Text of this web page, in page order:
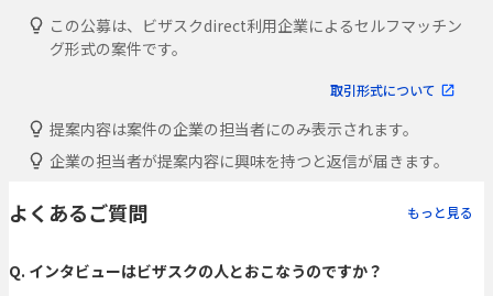
この公募は、ビザスクdirect利用企業によるセルフマッチン
グ形式の案件です。
取引形式について
提案内容は案件の企業の担当者にのみ表示されます。
企業の担当者が提案内容に興味を持つと返信が届きます。
よくあるご質問 もっと見る
Q. インタビューはビザスクの人とおこなうのですか？